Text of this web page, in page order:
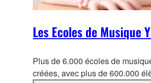
Les Ecoles de Musique
Plus de 6.000 écoles de
créées, avec plus de 600.000